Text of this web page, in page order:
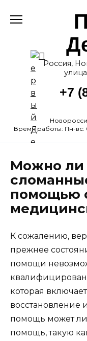
Россия,
+7
Время работы: Пн-
Можно ли
помощью
К сожалению,
прежнее
помощи
которая
восстановление
помощь может
помощь, такую